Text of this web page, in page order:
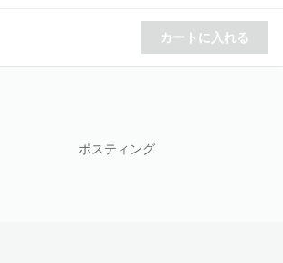
カートに入れる
ポスティング